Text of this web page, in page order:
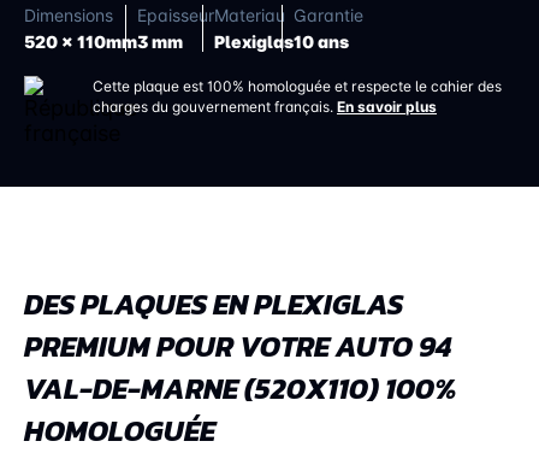
Dimensions
520 x 110mm
Epaisseur
3 mm
Materiau
Plexiglas
Garantie
10 ans
Cette plaque est 100% homologuée et respecte le cahier des
charges du gouvernement français. En savoir plus
DES PLAQUES EN PLEXIGLAS
PREMIUM POUR VOTRE AUTO 94
VAL-DE-MARNE (520X110) 100%
HOMOLOGUÉE